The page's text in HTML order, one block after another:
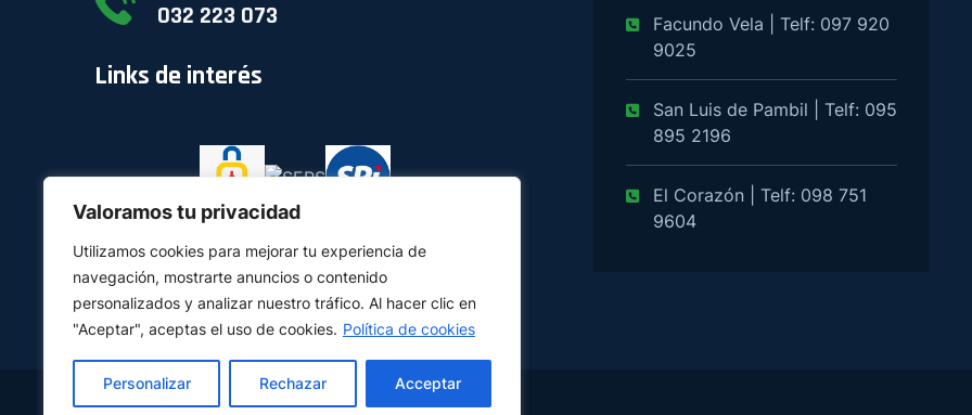
Valoramos tu privacidad
Utilizamos cookies para mejorar tu experiencia de
navegación, mostrarte anuncios o contenido
personalizados y analizar nuestro tráfico. Al hacer clic en
"Aceptar", aceptas el uso de cookies. Política de cookies
Personalizar Rechazar Acceptar
032 223 073
Links de interés
Facundo Vela | Telf: 097 920
9025
San Luis de Pambil | Telf: 095
895 2196
El Corazón | Telf: 098 751
9604